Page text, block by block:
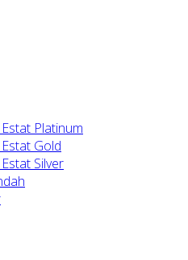
Platinum
Gold
Silver